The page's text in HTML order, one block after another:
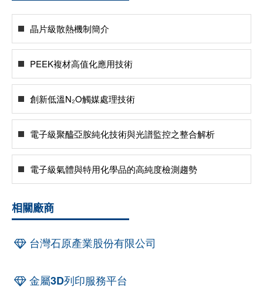
晶片級散熱機制簡介
PEEK複材高值化應用技術
創新低溫N₂O觸媒處理技術
電子級聚醯亞胺純化技術與光譜監控之整合解析
電子級氣體與特用化學品的高純度檢測趨勢
相關廠商
台灣石原產業股份有限公司
金屬3D列印服務平台